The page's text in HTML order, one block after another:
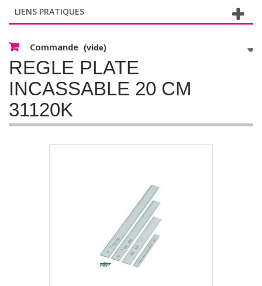
LIENS PRATIQUES
Commande (vide)
REGLE PLATE
INCASSABLE 20 CM
31120K